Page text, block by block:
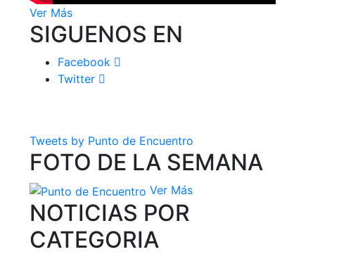
Ver Más
SIGUENOS EN
Facebook
Twitter
Tweets by Punto de Encuentro
FOTO DE LA SEMANA
Ver Más
NOTICIAS POR
CATEGORIA